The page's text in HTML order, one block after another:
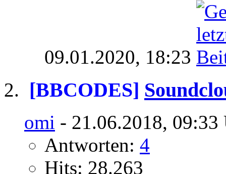
09.01.2020, 18:23
[BBCODES]
omi - 21.06.2018, 09:33
Antworten: 4
Hits: 28.263